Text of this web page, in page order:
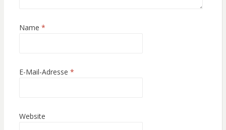
Name *
E-Mail-Adresse *
Website